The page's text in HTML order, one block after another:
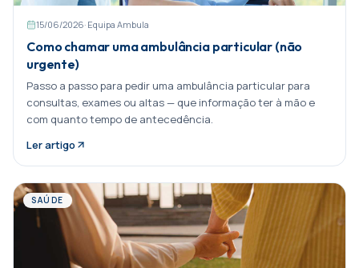
15/06/2026· Equipa Ambula
Como chamar uma ambulância particular (não
urgente)
Passo a passo para pedir uma ambulância particular para
consultas, exames ou altas — que informação ter à mão e
com quanto tempo de antecedência.
Ler artigo
SAÚDE